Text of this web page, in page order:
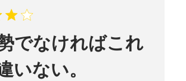
でなければこれ
いない。